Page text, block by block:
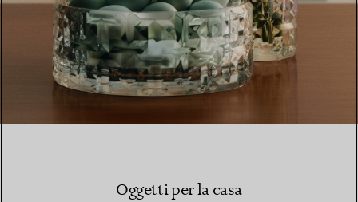
Oggetti per la casa